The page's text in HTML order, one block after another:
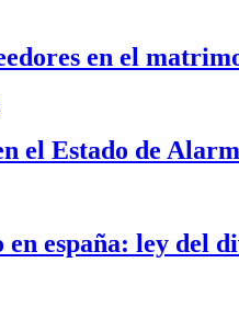
en el
el Estado de
españa: ley del